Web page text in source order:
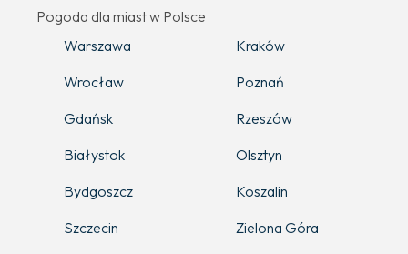
Pogoda dla miast w Polsce
Warszawa
Kraków
Wrocław
Poznań
Gdańsk
Rzeszów
Białystok
Olsztyn
Bydgoszcz
Koszalin
Szczecin
Zielona Góra